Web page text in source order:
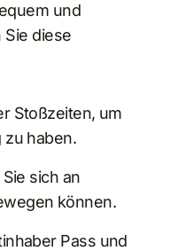
und
diese
Stoßzeiten, um
zu haben.
sich an
können.
Pass und